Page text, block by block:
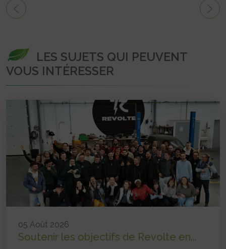
LES SUJETS QUI PEUVENT
VOUS INTÉRESSER
05 Août 2026
Soutenir les objectifs de Revolte en...